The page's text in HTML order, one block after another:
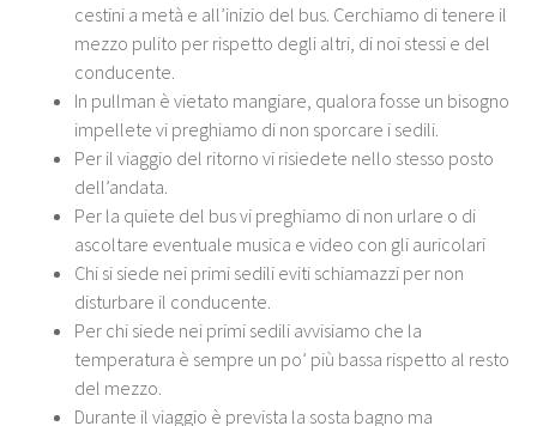
cestini a metà e all’inizio del bus. Cerchiamo di tenere il
mezzo pulito per rispetto degli altri, di noi stessi e del
conducente.
In pullman è vietato mangiare, qualora fosse un bisogno
impellete vi preghiamo di non sporcare i sedili.
Per il viaggio del ritorno vi risiedete nello stesso posto
dell’andata.
Per la quiete del bus vi preghiamo di non urlare o di
ascoltare eventuale musica e video con gli auricolari
Chi si siede nei primi sedili eviti schiamazzi per non
disturbare il conducente.
Per chi siede nei primi sedili avvisiamo che la
temperatura è sempre un po’ più bassa rispetto al resto
del mezzo.
Durante il viaggio è prevista la sosta bagno ma